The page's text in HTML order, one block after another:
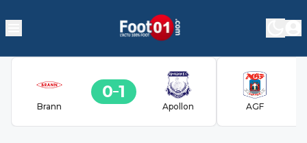
Brann
0 1
Apollon AGF